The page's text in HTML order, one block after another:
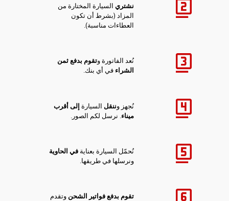
نشتريالسيارة المختارة من
المزاد (بشرط أن تكون
العطاءات مناسبة).
نُعد الفاتورة وتقوم بدفع ثمن
الشراء في أي بنك.
نُجهز وننقل السيارة إلى أقرب
ميناء . نرسل لكم الصور.
نُحمّل السيارة بعناية في الحاوية
ونرسلها في طريقها.
تقوم بدفع فواتير الشحن وتقدم